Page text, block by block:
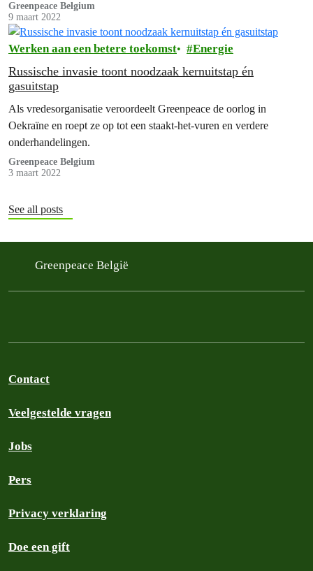
Greenpeace Belgium
9 maart 2022
Werken aan een betere toekomst Energie
Russische invasie toont noodzaak kernuitstap én
gasuitstap
Als vredesorganisatie veroordeelt Greenpeace de oorlog in
Oekraïne en roept ze op tot een staakt-het-vuren en verdere
onderhandelingen.
Greenpeace Belgium
3 maart 2022
See all posts
Greenpeace België
Contact
Veelgestelde vragen
Jobs
Pers
Privacy verklaring
Doe een gift